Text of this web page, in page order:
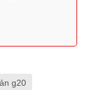
g20